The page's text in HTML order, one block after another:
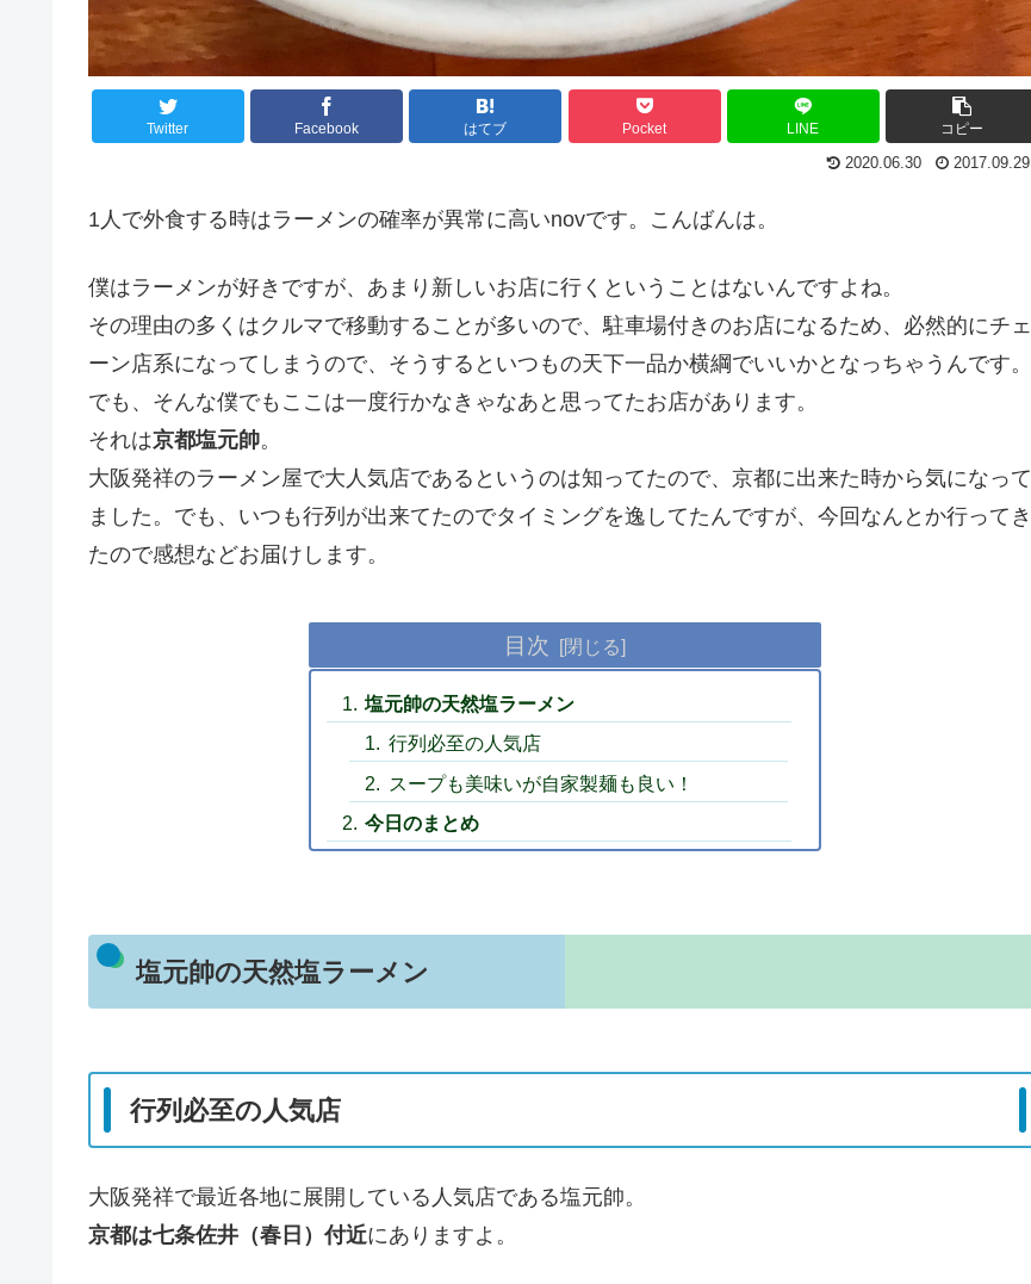
Twitter Facebook はてブ Pocket LINE コピー
2020.06.30 2017.09.29
1人で外食する時はラーメンの確率が異常に高いnovです。こんばんは。
僕はラーメンが好きですが、あまり新しいお店に行くということはないんですよね。
その理由の多くはクルマで移動することが多いので、駐車場付きのお店になるため、必然的にチェ
ーン店系になってしまうので、そうするといつもの天下一品か横綱でいいかとなっちゃうんです。
でも、そんな僕でもここは一度行かなきゃなあと思ってたお店があります。
それは京都塩元帥。
大阪発祥のラーメン屋で大人気店であるというのは知ってたので、京都に出来た時から気になって
ました。でも、いつも行列が出来てたのでタイミングを逸してたんですが、今回なんとか行ってき
たので感想などお届けします。
目次
塩元帥の天然塩ラーメン
行列必至の人気店
スープも美味いが自家製麺も良い！
今日のまとめ
塩元帥の天然塩ラーメン
行列必至の人気店
大阪発祥で最近各地に展開している人気店である塩元帥。
京都は七条佐井（春日）付近にありますよ。